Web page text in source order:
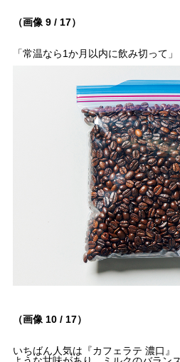
（画像 9 / 17）
「常温なら1か月以内に飲み切って」
（画像 10 / 17）
いちばん人気は『カフェラテ 濃口